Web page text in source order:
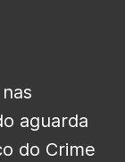
aguarda
do Crime